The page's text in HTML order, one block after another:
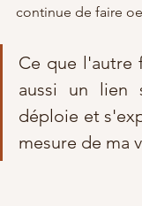
continue de faire
Ce que l'autre
aussi un lien
déploie et
mesure de ma